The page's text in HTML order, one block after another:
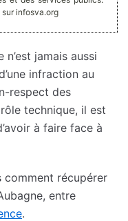
infosva.org
n’est jamais aussi
infraction au
respect des
technique, il est
à faire face à
comment récupérer
entre
.